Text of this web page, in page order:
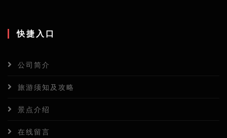
快捷入口
公司简介
旅游须知及攻略
景点介绍
在线留言